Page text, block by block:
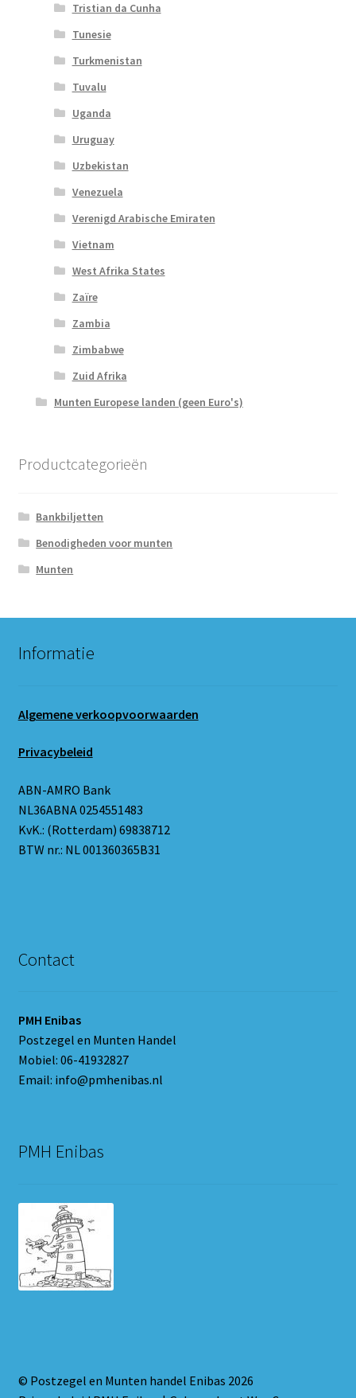
Tristian da Cunha
Tunesie
Turkmenistan
Tuvalu
Uganda
Uruguay
Uzbekistan
Venezuela
Verenigd Arabische Emiraten
Vietnam
West Afrika States
Zaïre
Zambia
Zimbabwe
Zuid Afrika
Munten Europese landen (geen Euro's)
Productcategorieën
Bankbiljetten
Benodigheden voor munten
Munten
Informatie
Algemene verkoopvoorwaarden
Privacybeleid
ABN-AMRO Bank
NL36ABNA 0254551483
KvK.: (Rotterdam) 69838712
BTW nr.: NL 001360365B31
Contact
PMH Enibas
Postzegel en Munten Handel
Mobiel: 06-41932827
Email: info@pmhenibas.nl
PMH Enibas
© Postzegel en Munten handel Enibas 2026